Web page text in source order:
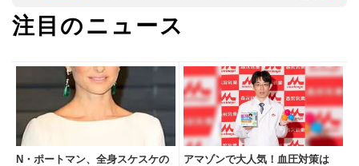
注目のニュース
N・ポートマン、全身スケスケの
アマゾンで大人気！血圧対策は